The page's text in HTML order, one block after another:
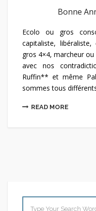
Bonne
Ecolo ou gros
capitaliste,
gros 4×4, marcheur
avec nos
Ruffin** et même
sommes tous
READ MORE